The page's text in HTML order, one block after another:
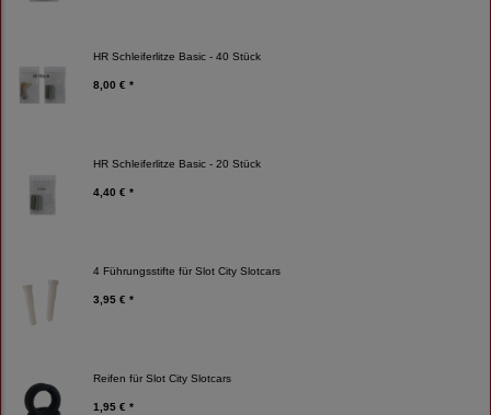
HR Schleiferlitze Basic - 40 Stück
8,00 € *
HR Schleiferlitze Basic - 20 Stück
4,40 € *
4 Führungsstifte für Slot City Slotcars
3,95 € *
Reifen für Slot City Slotcars
1,95 € *